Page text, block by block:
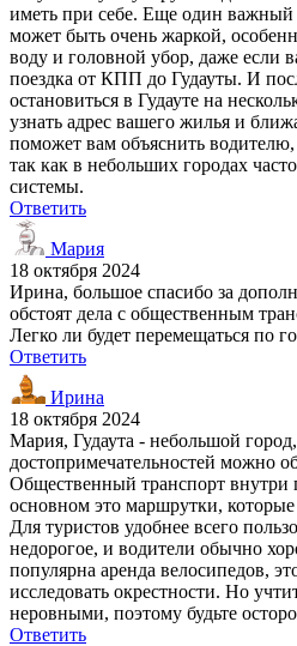
иметь при себе. Еще один важный
может быть очень жаркой,
воду и головной убор, даже если
поездка от КПП до Гудауты. И
остановиться в Гудауте на
узнать адрес вашего жилья и
поможет вам объяснить
так как в небольших городах
системы.
Ответить
Мария
18 октября 2024
Ирина, большое спасибо за
обстоят дела с общественным
Легко ли будет перемещаться по
Ответить
Ирина
18 октября 2024
Мария, Гудаута - небольшой
достопримечательностей можно
Общественный транспорт внутри
основном это маршрутки,
Для туристов удобнее всего
недорогое, и водители обычно
популярна аренда велосипедов,
исследовать окрестности. Но
неровными, поэтому будьте
Ответить